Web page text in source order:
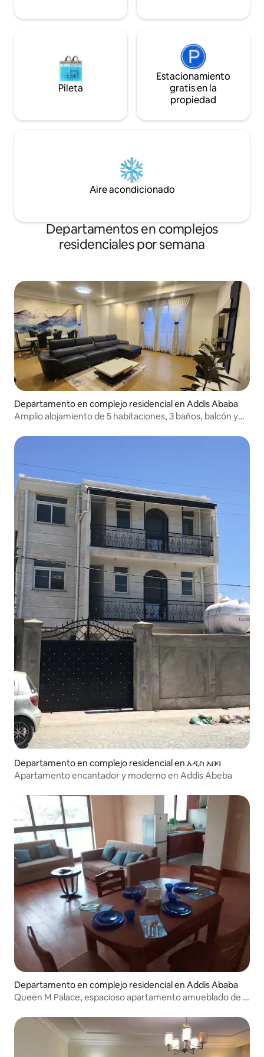
Pileta
Estacionamiento
gratis en la
propiedad
Aire acondicionado
Departamentos en complejos
residenciales por semana
Departamento en complejo residencial en Addis Ababa
Amplio alojamiento de 5 habitaciones, 3 baños, balcón y
Departamento en complejo residencial en አዲስ አበባ
Apartamento encantador y moderno en Addis Abeba
Departamento en complejo residencial en Addis Ababa
Queen M Palace, espacioso apartamento amueblado de 3